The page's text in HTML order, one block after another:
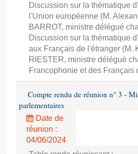
Discussion sur la thématique
l'Union européenne (M.
BARROT, ministre délégué
Discussion sur la thématique
aux Français de l'étranger (M.
RIESTER, ministre délégué
Francophonie et des Français
Compte rendu de réunion n° 3 -
parlementaires
Date de
réunion :
04/06/2024